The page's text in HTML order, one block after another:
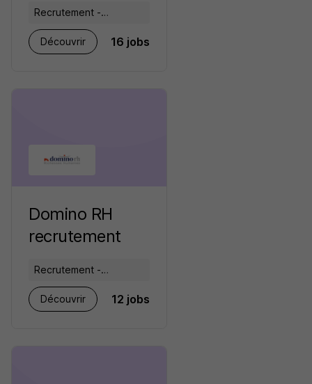
Recrutement -
Placement - Conseils
RH
Découvrir 16 jobs
Domino RH
recrutement
Recrutement -
Placement - Conseils
RH
Découvrir 12 jobs